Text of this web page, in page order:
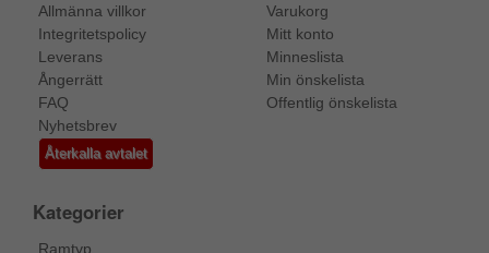
Allmänna villkor
Integritetspolicy
Leverans
Ångerrätt
FAQ
Nyhetsbrev
Återkalla avtalet
Varukorg
Mitt konto
Minneslista
Min önskelista
Offentlig önskelista
Kategorier
Ramtyp